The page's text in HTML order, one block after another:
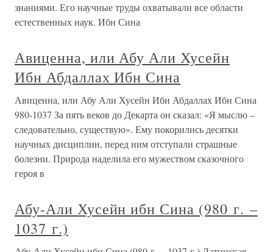
знаниями. Его научные труды охватывали все области
естественных наук. Ибн Сина
Авиценна, или Абу Али Хусейн
Ибн Абдаллах Ибн Сина
Авиценна, или Абу Али Хусейн Ибн Абдаллах Ибн Сина
980-1037 За пять веков до Декарта он сказал: «Я мыслю –
следовательно, существую». Ему покорились десятки
научных дисциплин, перед ним отступали страшные
болезни. Природа наделила его мужеством сказочного
героя в
Абу-Али Хусейн ибн Сина (980 г. –
1037 г.)